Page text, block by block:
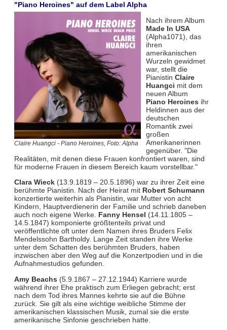
"Piano Heroines" auf dem Label Alpha
Claire Huangci - Piano Heroines, Foto: Alpha
Nach ihrem Album
Made In USA
(Alpha1071), das
ihren
amerikanischen
Wurzeln gewidmet
war, stellt die
Pianistin Claire
Huangci mit dem
neuen Album
Piano Heroines ihr
Heldinnen aus der
deutschen
Romantik zwei
großen
Amerikanerinnen
gegenüber. "Die
Realitäten, mit denen diese Frauen konfrontiert waren, sind
für moderne Frauen in diesem Bereich kaum vorstellbar."
Clara Wieck(13.9.1819 – 20.5.1896) war zu ihrer Zeit eine
berühmte Pianistin. Nach der Heirat mit Robert Schumann
konzertierte weiterhin als Pianistin, war Mutter von acht
Kindern, Hauptverdienerin der Familie und schrieb daneben
auch noch eigene Werke. Fanny Hensel (14.11.1805 –
14.5.1847) komponierte größtenteils privat und
veröffentlichte oft unter dem Namen ihres Bruders Felix
Mendelssohn Bartholdy. Lange Zeit standen ihre Werke
unter dem Schatten des berühmten Bruders, haben
inzwischen aber den Weg auf die Konzertpodien und in die
Aufnahmestudios gefunden.
Amy Beachs (5.9.1867 – 27.12.1944) Karriere wurde
während ihrer Ehe praktisch zum Erliegen gebracht; erst
nach dem Tod ihres Mannes kehrte sie auf die Bühne
zurück. Sie gilt als eine wichtige weibliche Stimme der
amerikanischen klassischen Musik, zumal sie die erste
amerikanische Sinfonie geschrieben hatte.